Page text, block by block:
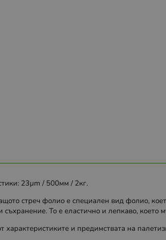
23µm / 500мм / 2кг.
стреч фолио е специален вид фолио,
съхранение. То е еластично и лепкаво,
характеристиките и предимствата на